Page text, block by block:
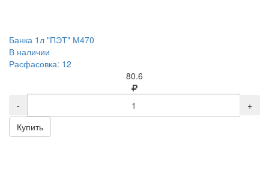
Банка 1л "ПЭТ" М470
В наличии
Расфасовка: 12
80.6
-
+
Купить